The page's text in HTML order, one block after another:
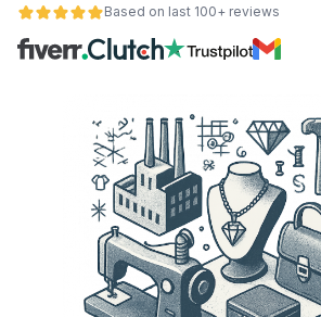
Based on last 100+ reviews